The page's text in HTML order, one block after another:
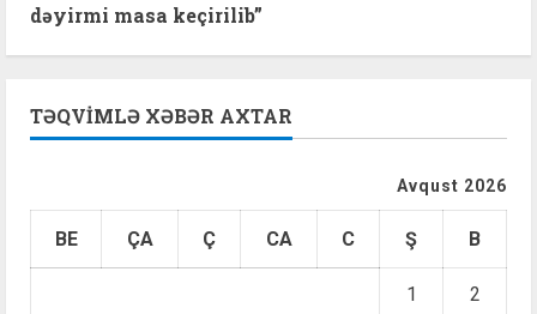
dəyirmi masa keçirilib”
TƏQVIMLƏ XƏBƏR AXTAR
Avqust 2026
BE ÇA Ç CA C Ş B
1 2